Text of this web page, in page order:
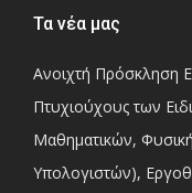
Τα νέα μας
Ανοιχτή Πρόσκληση
Πτυχιούχους των
Μαθηματικών,
Υπολογιστών),